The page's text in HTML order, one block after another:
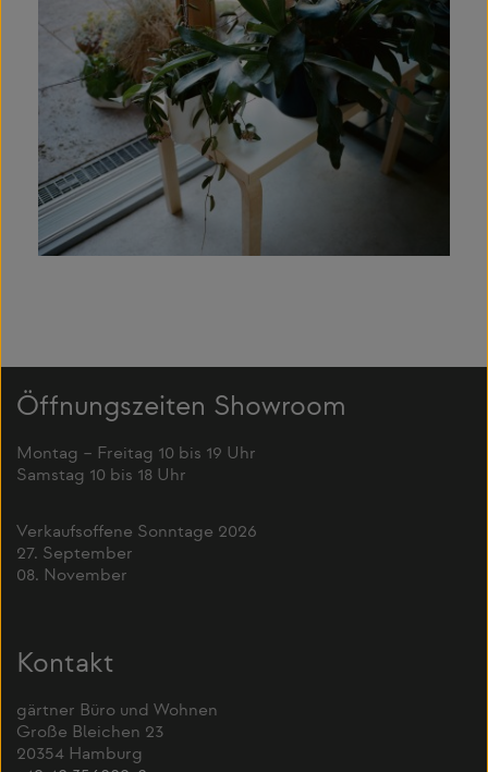
Öffnungszeiten Showroom
Montag – Freitag 10 bis 19 Uhr
Samstag 10 bis 18 Uhr
Verkaufsoffene Sonntage 2026
27. September
08. November
Kontakt
gärtner Büro und Wohnen
Große Bleichen 23
20354 Hamburg